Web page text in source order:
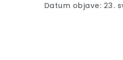
Datum objave: 23.